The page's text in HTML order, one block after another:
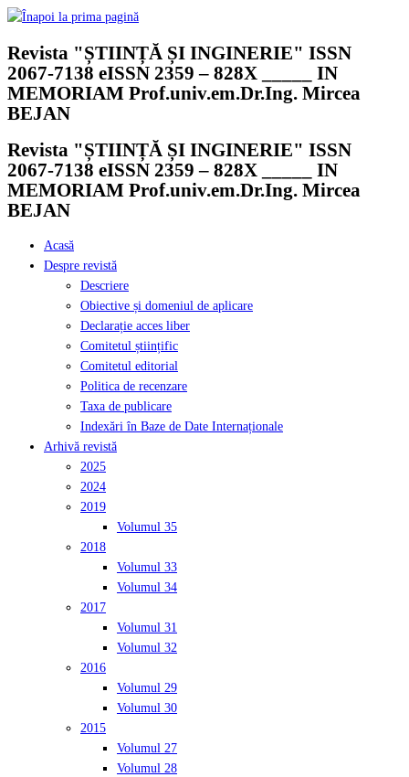
Skip
content
Revista "ȘTIINȚĂ ȘI INGINERIE" ISSN
2067-7138 eISSN 2359 – 828X _____ IN
MEMORIAM Prof.univ.em.Dr.Ing. Mircea
BEJAN
Revista "ȘTIINȚĂ ȘI INGINERIE" ISSN
2067-7138 eISSN 2359 – 828X _____ IN
MEMORIAM Prof.univ.em.Dr.Ing. Mircea
BEJAN
Acasă
Despre revistă
Descriere
Obiective și domeniul de aplicare
Declarație acces liber
Comitetul științific
Comitetul editorial
Politica de recenzare
Taxa de publicare
Indexări în Baze de Date Internaționale
Arhivă revistă
2025
2024
2019
Volumul 35
2018
Volumul 33
Volumul 34
2017
Volumul 31
Volumul 32
2016
Volumul 29
Volumul 30
2015
Volumul 27
Volumul 28